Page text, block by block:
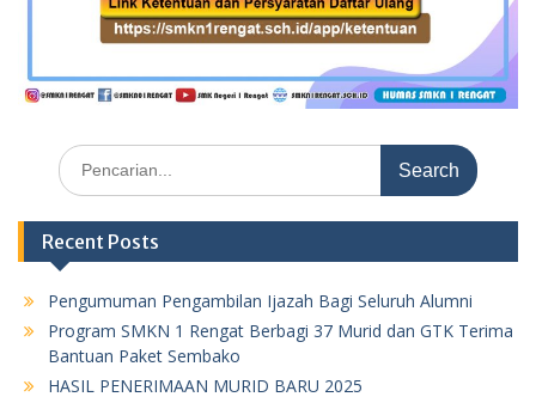
Search
for:
Recent Posts
Pengumuman Pengambilan Ijazah Bagi Seluruh Alumni
Program SMKN 1 Rengat Berbagi 37 Murid dan GTK Terima
Bantuan Paket Sembako
HASIL PENERIMAAN MURID BARU 2025